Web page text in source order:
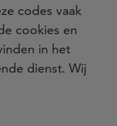
codes vaak
cookies en
in het
dienst. Wij